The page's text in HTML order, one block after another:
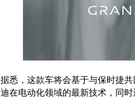
据悉，这款车将会基于与保时捷
迪在电动化领域的最新技术，同